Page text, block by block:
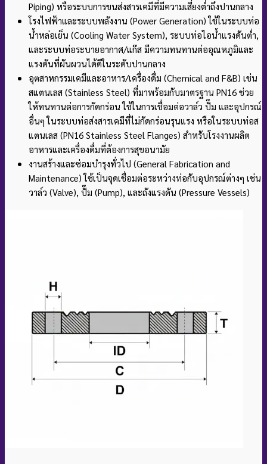
Piping) หรือระบบการขนส่งสารเคมีที่มีความเสี่ยงต่ำถึงปานกลาง
โรงไฟฟ้าและระบบพลังงาน (Power Generation) ใช้ในระบบท่อ
น้ำหล่อเย็น (Cooling Water System), ระบบท่อไอน้ำแรงดันต่ำ,
และระบบท่อระบายอากาศ/แก๊ส มีความทนทานต่ออุณหภูมิและ
แรงดันที่ผันผวนได้ดีในระดับปานกลาง
อุตสาหกรรมเคมีและอาหาร/เครื่องดื่ม (Chemical and F&B) เช่น
สแตนเลส (Stainless Steel) ที่มาพร้อมกับมาตรฐาน PN16 ช่วย
ให้ทนทานต่อการกัดกร่อน ใช้ในการเชื่อมต่อวาล์ว ปั๊ม และอุปกรณ์
อื่นๆ ในระบบท่อส่งสารเคมีที่ไม่กัดกร่อนรุนแรง หรือในระบบท่อส
แตนเลส (PN16 Stainless Steel Flanges) สำหรับโรงงานผลิต
อาหารและเครื่องดื่มที่ต้องการสุขอนามัย
งานสร้างและซ่อมบำรุงทั่วไป (General Fabrication and
Maintenance)ใช้เป็นจุดเชื่อมต่อระหว่างท่อกับอุปกรณ์ต่างๆ เช่น
วาล์ว (Valve), ปั๊ม (Pump), และถังแรงดัน (Pressure Vessels)